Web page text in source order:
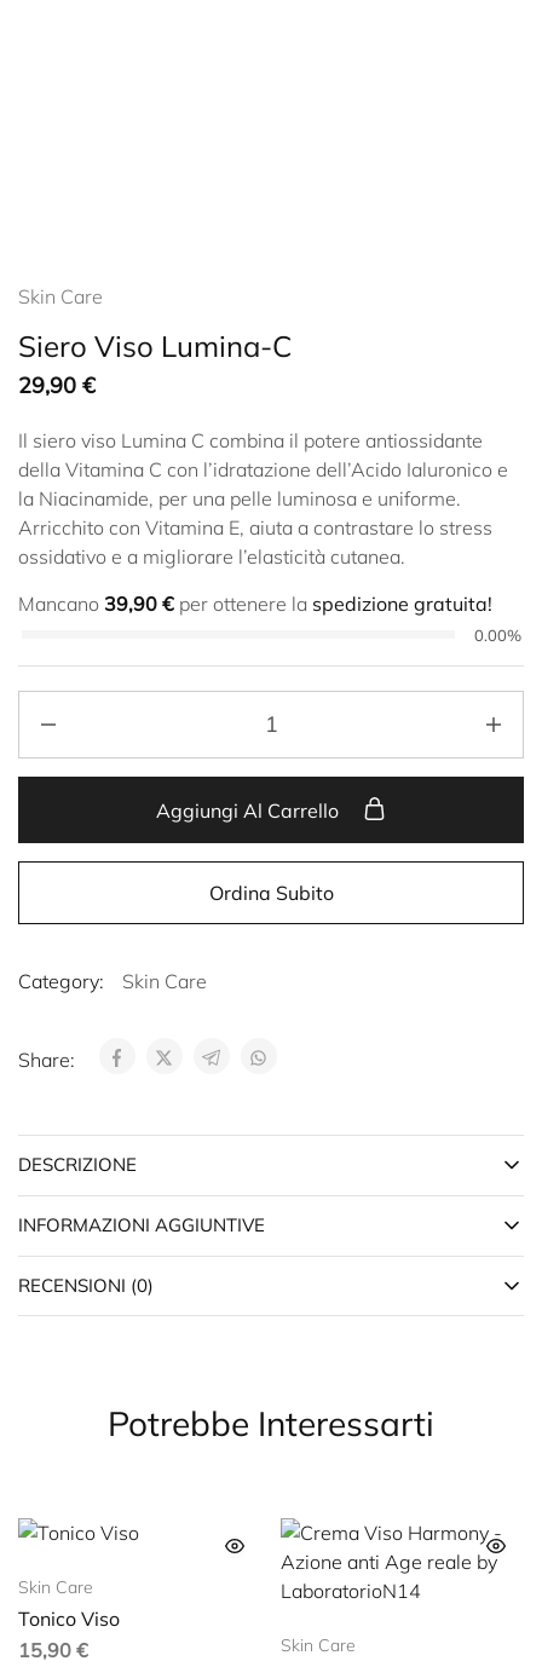
Skin Care
Siero Viso Lumina-C
29,90 €
Il siero viso Lumina C combina il potere antiossidante
della Vitamina C con l’idratazione dell’Acido Ialuronico e
la Niacinamide, per una pelle luminosa e uniforme.
Arricchito con Vitamina E, aiuta a contrastare lo stress
ossidativo e a migliorare l’elasticità cutanea.
Mancano 39,90 € per ottenere la spedizione gratuita!
0.00%
Aggiungi Al Carrello
Ordina Subito
Category: Skin Care
Share:
DESCRIZIONE
INFORMAZIONI AGGIUNTIVE
RECENSIONI (0)
Potrebbe Interessarti
Skin Care
Tonico Viso
15,90 € Skin Care